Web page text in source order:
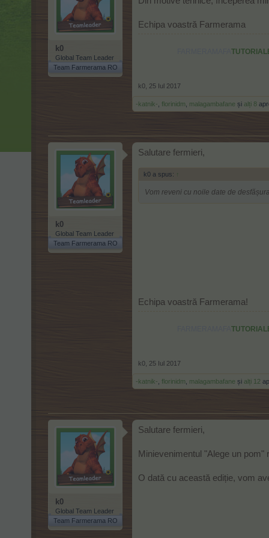
k0
Global Team Leader
Team Farmerama RO
Echipa voastră Farmerama
k0 25 Iul 2017
-katnik- florinidm malagambafane și alți 8
k0
Global Team Leader
Team Farmerama RO
Salutare fermieri,
k0 a spus: ↑
Vom reveni cu noile date de
Echipa voastră Farmerama!
k0 25 Iul 2017
-katnik- florinidm malagambafane și alți 12
k0
Global Team Leader
Team Farmerama RO
Salutare fermieri,
Minievenimentul "Alege un pom"
O dată cu această ediție, vom